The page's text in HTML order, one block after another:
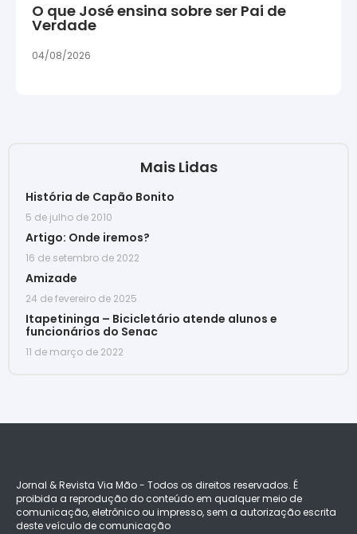
O que José ensina sobre ser Pai de
Verdade
04/08/2026
Mais Lidas
História de Capão Bonito
5 de julho de 2010
Artigo: Onde iremos?
16 de setembro de 2022
Amizade
24 de fevereiro de 2025
Itapetininga – Bicicletário atende alunos e
funcionários do Senac
11 de março de 2022
Jornal & Revista Via Mão - Todos os direitos reservados. É
proibida a reprodução do conteúdo em qualquer meio de
comunicação, eletrônico ou impresso, sem a autorização escrita
deste veículo de comunicação